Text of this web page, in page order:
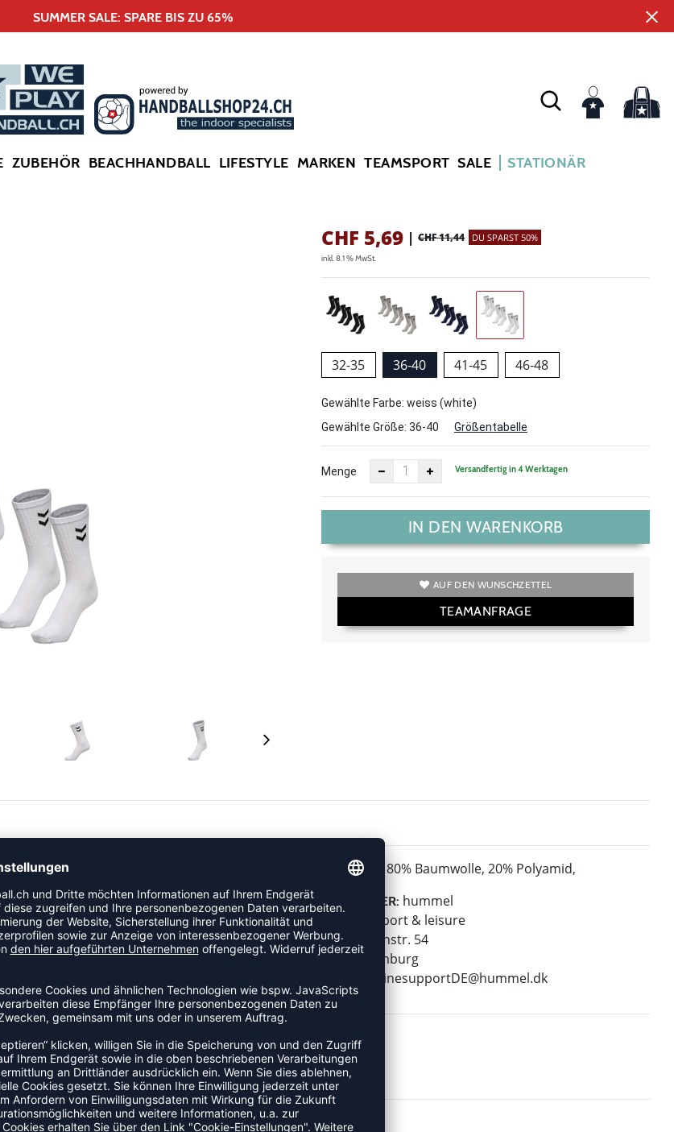
SUMMER SALE: SPARE BIS ZU 65%
ZUBEHÖR BEACHHANDBALL LIFESTYLE MARKEN TEAMSPORT SALE STATIONÄR
CHF 5,69 | CHF 11,44 DU SPARST 50%
inkl. 8.1 % MwSt.
32-35 36-40 41-45 46-48
Gewählte Farbe: weiss (white)
Gewählte Größe: 36-40 Größentabelle
Menge Versandfertig in 4 Werktagen
IN DEN WARENKORB
AUF DEN WUNSCHZETTEL
TEAMANFRAGE
SOCK. Extrem bequem und dank
Trainings so. Perfekt, wenn du sie mit deinen
MATERIAL: 80% Baumwolle, 20% Polyamid,
HERSTELLER: hummel
hummel sport & leisure
Leverkusenstr. 54
22761 Hamburg
onlinesupportDE@hummel.dk